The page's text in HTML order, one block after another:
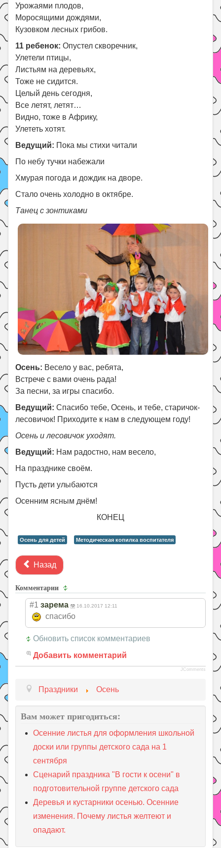
Урожаями плодов,
Моросящими дождями,
Кузовком лесных грибов.
11 ребенок: Опустел скворечник,
Улетели птицы,
Листьям на деревьях,
Тоже не сидится.
Целый день сегодня,
Все летят, летят…
Видно, тоже в Африку,
Улететь хотят.
Ведущий: Пока мы стихи читали
По небу тучки набежали
Хмурая погода и дождик на дворе.
Стало очень холодно в октябре.
Танец с зонтиками
Осень: Весело у вас, ребята,
Встрече с вами очень рада!
За песни, за игры спасибо.
Ведущий: Спасибо тебе, Осень, и тебе, старичок-
лесовичок! Приходите к нам в следующем году!
Осень и лесовичок уходят.
Ведущий: Нам радостно, нам весело,
На празднике своём.
Пусть дети улыбаются
Осенним ясным днём!
КОНЕЦ
Осень для детей Методическая копилка воспитателя
Назад
Комментарии
#1 зарема 16.10.2017 12:11
спасибо
Обновить список комментариев
Добавить комментарий
JComments
Праздники Осень
Вам может пригодиться:
Осенние листья для оформления школьной
доски или группы детского сада на 1
сентября
Сценарий праздника "В гости к осени" в
подготовительной группе детского сада
Деревья и кустарники осенью. Осенние
изменения. Почему листья желтеют и
опадают.